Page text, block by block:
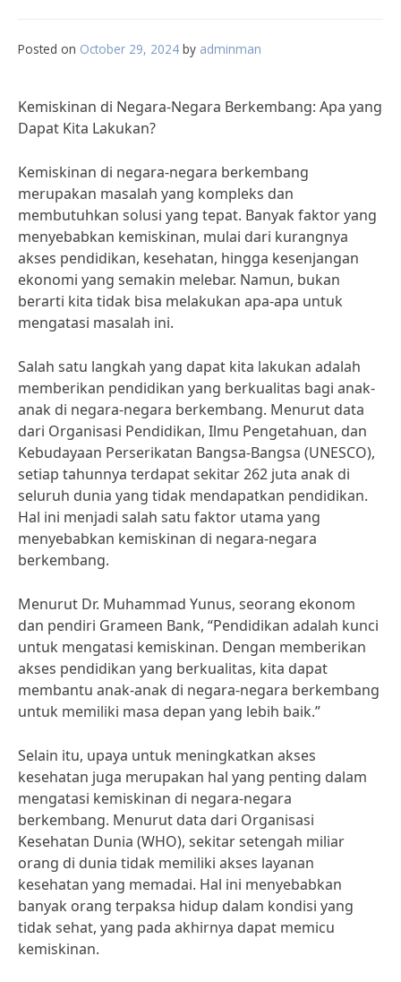
Posted on October 29, 2024 by adminman
Kemiskinan di Negara-Negara Berkembang: Apa yang
Dapat Kita Lakukan?
Kemiskinan di negara-negara berkembang
merupakan masalah yang kompleks dan
membutuhkan solusi yang tepat. Banyak faktor yang
menyebabkan kemiskinan, mulai dari kurangnya
akses pendidikan, kesehatan, hingga kesenjangan
ekonomi yang semakin melebar. Namun, bukan
berarti kita tidak bisa melakukan apa-apa untuk
mengatasi masalah ini.
Salah satu langkah yang dapat kita lakukan adalah
memberikan pendidikan yang berkualitas bagi anak-
anak di negara-negara berkembang. Menurut data
dari Organisasi Pendidikan, Ilmu Pengetahuan, dan
Kebudayaan Perserikatan Bangsa-Bangsa (UNESCO),
setiap tahunnya terdapat sekitar 262 juta anak di
seluruh dunia yang tidak mendapatkan pendidikan.
Hal ini menjadi salah satu faktor utama yang
menyebabkan kemiskinan di negara-negara
berkembang.
Menurut Dr. Muhammad Yunus, seorang ekonom
dan pendiri Grameen Bank, “Pendidikan adalah kunci
untuk mengatasi kemiskinan. Dengan memberikan
akses pendidikan yang berkualitas, kita dapat
membantu anak-anak di negara-negara berkembang
untuk memiliki masa depan yang lebih baik.”
Selain itu, upaya untuk meningkatkan akses
kesehatan juga merupakan hal yang penting dalam
mengatasi kemiskinan di negara-negara
berkembang. Menurut data dari Organisasi
Kesehatan Dunia (WHO), sekitar setengah miliar
orang di dunia tidak memiliki akses layanan
kesehatan yang memadai. Hal ini menyebabkan
banyak orang terpaksa hidup dalam kondisi yang
tidak sehat, yang pada akhirnya dapat memicu
kemiskinan.